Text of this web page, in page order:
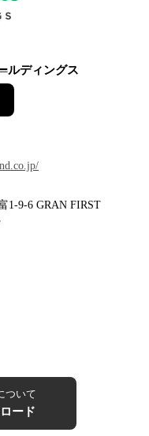
ルディングス
1-9-6 GRAN FIRST
ついて
ード